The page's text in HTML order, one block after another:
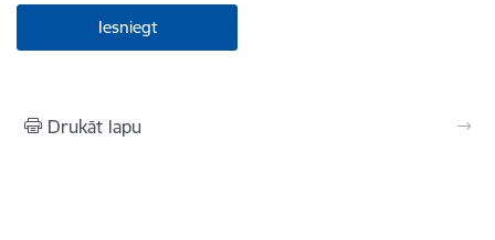
Drukāt lapu